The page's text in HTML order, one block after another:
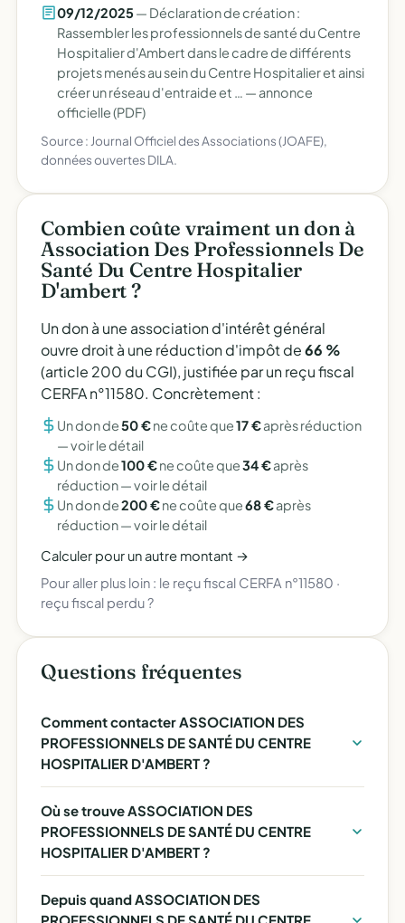
09/12/2025— Déclaration de création :
Rassembler les professionnels de santé du Centre
Hospitalier d'Ambert dans le cadre de différents
projets menés au sein du Centre Hospitalier et ainsi
créer un réseau d'entraide et … — annonce
officielle (PDF)
Source : Journal Officiel des Associations (JOAFE),
données ouvertes DILA.
Combien coûte vraiment un don à
Association Des Professionnels De
Santé Du Centre Hospitalier
D'ambert ?
Un don à une association d'intérêt général
ouvre droit à une réduction d'impôt de66 %
(article 200 du CGI), justifiée par un reçu fiscal
CERFA n°11580. Concrètement :
Un don de50 €ne coûte que17 €après réduction
—voir le détail
Un don de100 €ne coûte que34 €après
réduction —voir le détail
Un don de200 €ne coûte que68 €après
réduction —voir le détail
Calculer pour un autre montant →
Pour aller plus loin : le reçu fiscal CERFA n°11580 ·
reçu fiscal perdu ?
Questions fréquentes
Comment contacter ASSOCIATION DES
PROFESSIONNELS DE SANTÉ DU CENTRE
HOSPITALIER D'AMBERT ?
Où se trouve ASSOCIATION DES
PROFESSIONNELS DE SANTÉ DU CENTRE
HOSPITALIER D'AMBERT ?
Depuis quand ASSOCIATION DES